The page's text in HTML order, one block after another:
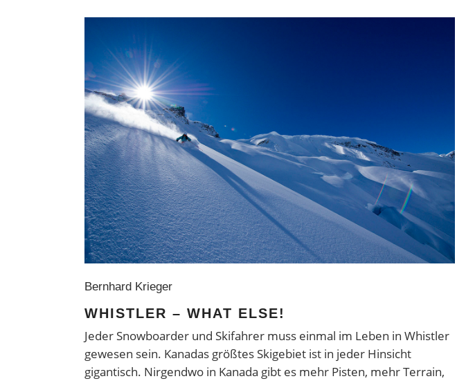
Bernhard Krieger
WHISTLER – WHAT ELSE!
Jeder Snowboarder und Skifahrer muss einmal im Leben in Whistler
gewesen sein. Kanadas größtes Skigebiet ist in jeder Hinsicht
gigantisch. Nirgendwo in Kanada gibt es mehr Pisten, mehr Terrain,